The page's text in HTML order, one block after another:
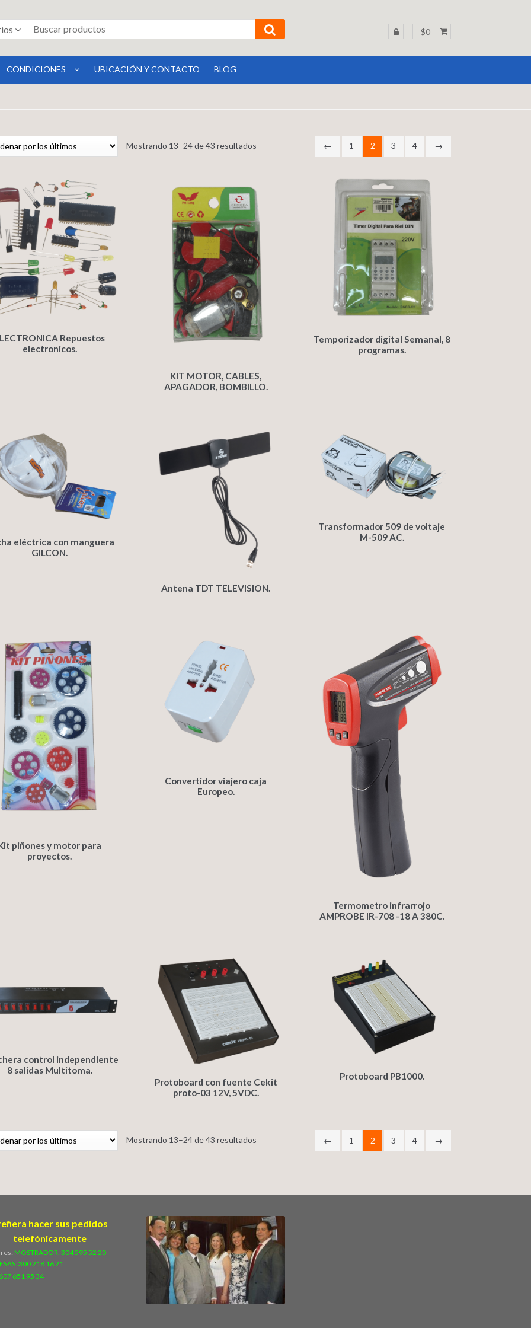
$0
CONDICIONES UBICACIÓN Y CONTACTO BLOG
Mostrando 13–24 de 43 resultados ← 1 2 3 4 →
Repuestos
electronicos.
KIT MOTOR, CABLES,
APAGADOR, BOMBILLO.
Temporizador digital Semanal, 8
programas.
eléctrica con manguera
GILCON.
Antena TDT TELEVISION.
Transformador 509 de voltaje
M-509 AC.
piñones y motor para
proyectos.
Convertidor viajero caja
Europeo.
Termometro infrarrojo
AMPROBE IR-708 -18 A 380C.
control independiente
8 salidas Multitoma.
Protoboard con fuente Cekit
proto-03 12V, 5VDC.
Protoboard PB1000.
Mostrando 13–24 de 43 resultados ← 1 2 3 4 →
hacer sus pedidos
telefónicamente
MOSTRADOR: 304 595 52 20
300 218 16 21
651 95 34